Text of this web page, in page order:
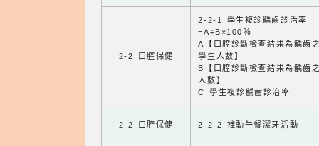
2-2 口腔保健
2-2-1 學生複診齲齒診治率
=A÷B×100％
A【口腔診斷檢查結果為齲齒
學生人數】
B【口腔診斷檢查結果為齲齒
人數】
C 學生複診齲齒診治率
2-2 口腔保健 2-2-2 推動午餐潔牙活動